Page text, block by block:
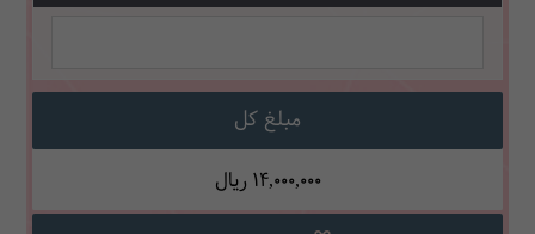
مبلغ کل
14,000,000 ریال